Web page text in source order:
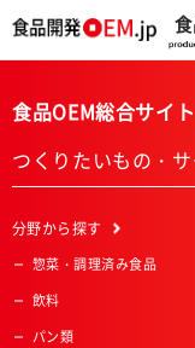
食品OEM総合サイ
つくりたいもの・
分野から探す
惣菜・調理済み食品
飲料
パン類